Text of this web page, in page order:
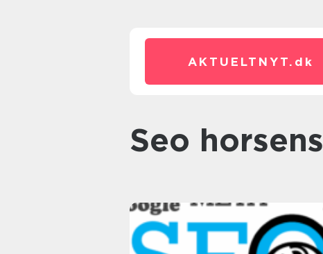
AKTUELTNYT. dk
seo horsens